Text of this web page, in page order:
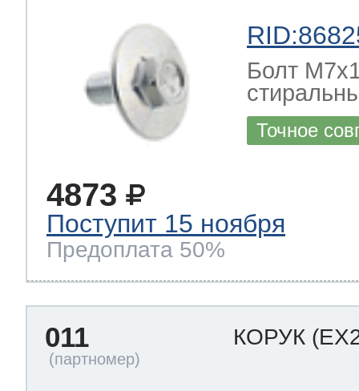
Болт
Точное
4873
Поступит 15 ноября
Предоплата 50%
011 КОРУК